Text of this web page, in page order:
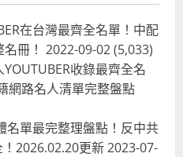
在台灣最齊全名單！中配
冊！ 2022-09-02(5,033)
收錄最齊全名
網路名人清單完整盤點
名單最完整理盤點！反中共
2026.02.20更新2023-07-